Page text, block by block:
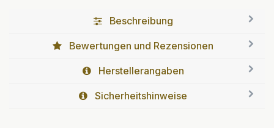
Beschreibung
Bewertungen und Rezensionen
Herstellerangaben
Sicherheitshinweise